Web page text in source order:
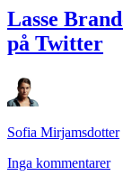
Lasse
på Twitter
Sofia Mirjamsdotter
Inga kommentarer